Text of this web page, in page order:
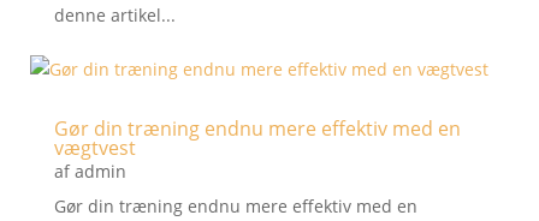
denne artikel...
Gør din træning endnu mere effektiv med en
vægtvest
afadmin
Gør din træning endnu mere effektiv med en